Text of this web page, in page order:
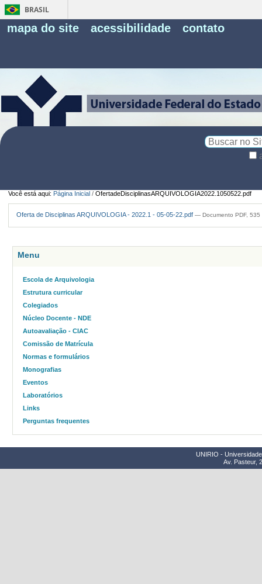
BRASIL
mapa do site acessibilidade contato
Você está aqui: Página Inicial / OfertadeDisciplinasARQUIVOLOGIA2022.1050522.pdf
Oferta de Disciplinas ARQUIVOLOGIA - 2022.1 - 05-05-22.pdf — Documento PDF, 535
Menu
Escola de Arquivologia
Estrutura curricular
Colegiados
Núcleo Docente - NDE
Autoavaliação - CIAC
Comissão de Matrícula
Normas e formulários
Monografias
Eventos
Laboratórios
Links
Perguntas frequentes
UNIRIO -
Av. Pasteur,